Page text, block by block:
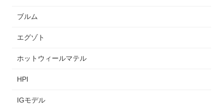
ブルム
エグゾト
ホットウィールマテル
HPI
IGモデル